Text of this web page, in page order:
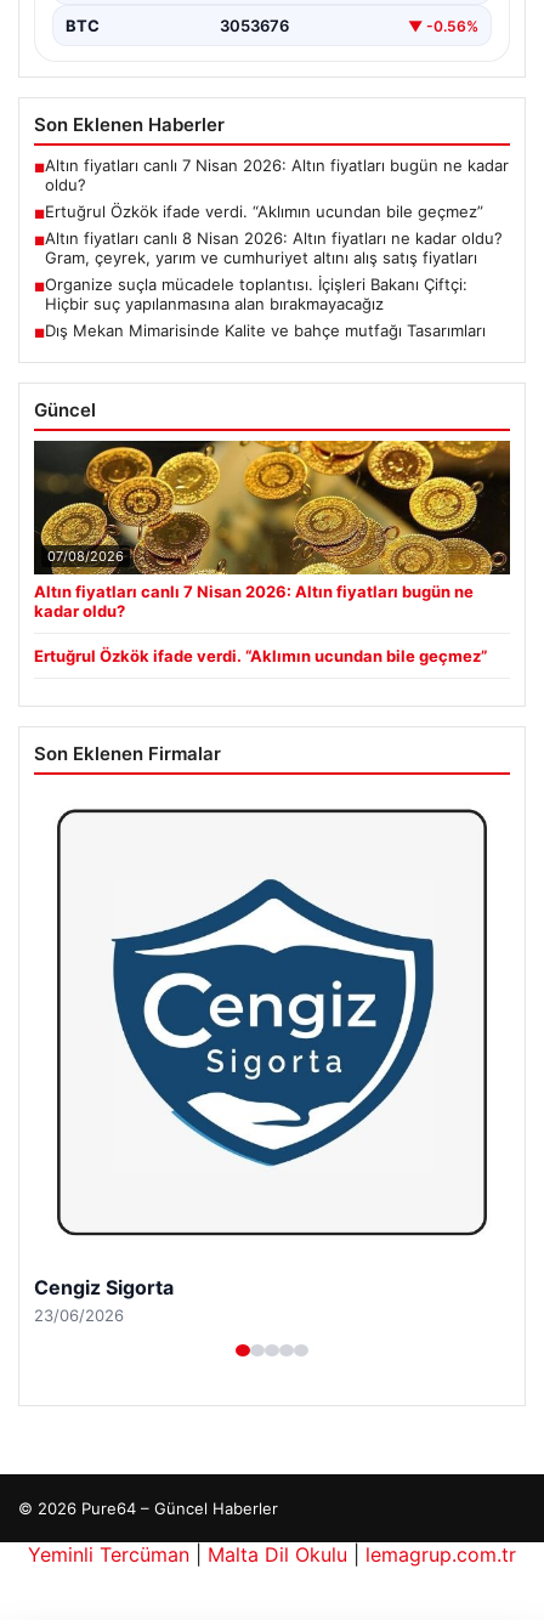
BTC 3053676 ▼ -0.56%
Son Eklenen Haberler
■Altın fiyatları canlı 7 Nisan 2026: Altın fiyatları bugün ne kadar
oldu?
■Ertuğrul Özkök ifade verdi. “Aklımın ucundan bile geçmez”
■Altın fiyatları canlı 8 Nisan 2026: Altın fiyatları ne kadar oldu?
Gram, çeyrek, yarım ve cumhuriyet altını alış satış fiyatları
■Organize suçla mücadele toplantısı. İçişleri Bakanı Çiftçi:
Hiçbir suç yapılanmasına alan bırakmayacağız
■Dış Mekan Mimarisinde Kalite ve bahçe mutfağı Tasarımları
Güncel
07/08/2026
Altın fiyatları canlı 7 Nisan 2026: Altın fiyatları bugün ne
kadar oldu?
Ertuğrul Özkök ifade verdi. “Aklımın ucundan bile geçmez”
Son Eklenen Firmalar
Cengiz Sigorta
23/06/2026
© 2026 Pure64 – Güncel Haberler
Yeminli Tercüman Malta Dil Okulu
lemagrup.com.tr